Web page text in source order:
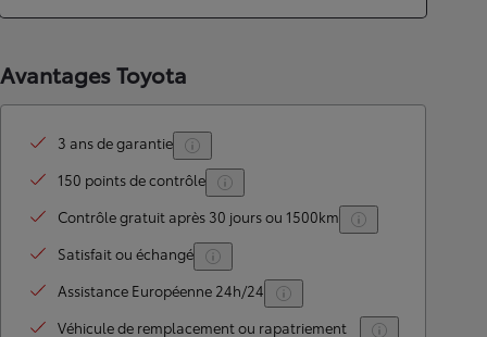
Avantages Toyota
3 ans de garantie
150 points de contrôle
Contrôle gratuit après 30 jours ou 1500km
Satisfait ou échangé
Assistance Européenne 24h/24
Véhicule de remplacement ou rapatriement